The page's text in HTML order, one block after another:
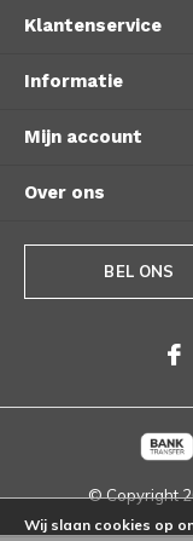
Klantenservice
Informatie
Mijn account
Over ons
BEL ONS
© Copyright
Wij slaan cookies op